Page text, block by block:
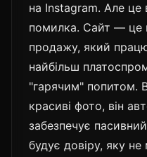
на Instagram. Але це
помилка. Сайт — це
продажу, який
найбільш
"гарячим" попитом.
красиві фото, він
забезпечує
будує довіру, яку